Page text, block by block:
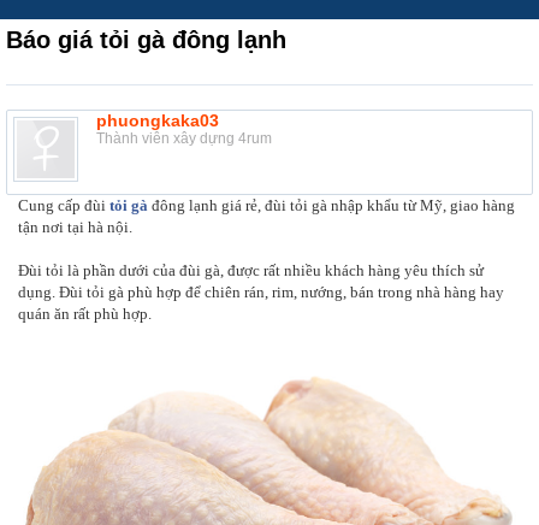
Báo giá tỏi gà đông lạnh
phuongkaka03
Thành viên xây dựng 4rum
Cung cấp đùi tỏi gà đông lạnh giá rẻ, đùi tỏi gà nhập khẩu từ Mỹ, giao hàng
tận nơi tại hà nội.
Đùi tỏi là phần dưới của đùi gà, được rất nhiều khách hàng yêu thích sử
dụng. Đùi tỏi gà phù hợp để chiên rán, rim, nướng, bán trong nhà hàng hay
quán ăn rất phù hợp.